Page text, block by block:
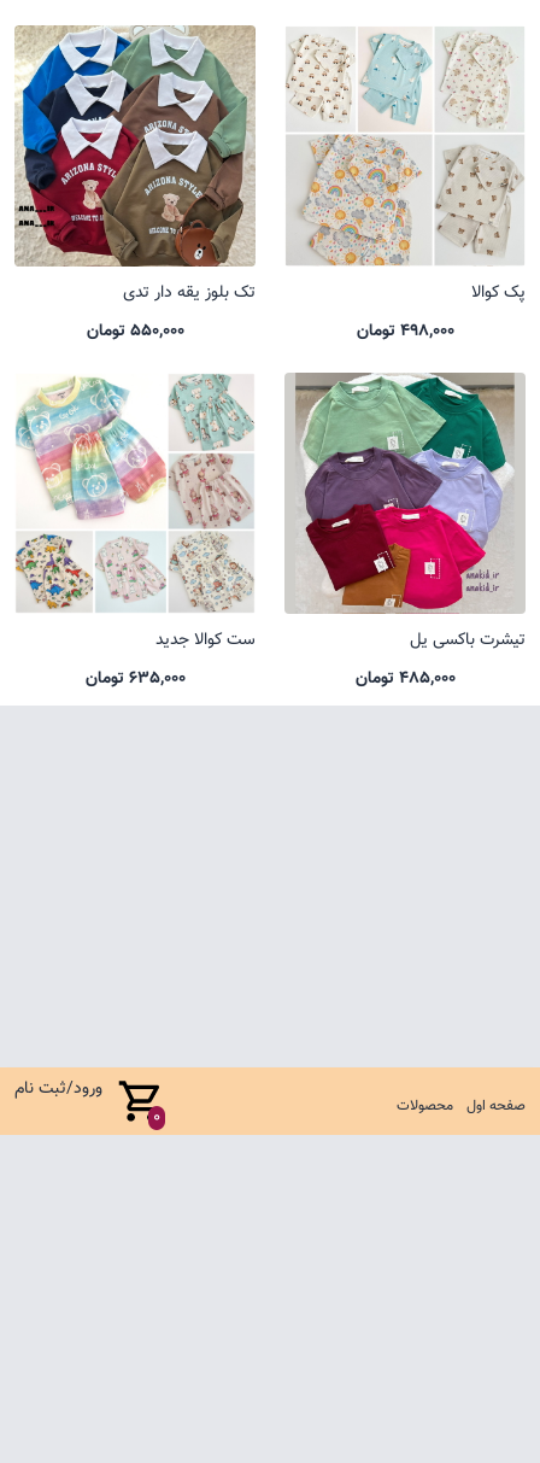
صفحه اول محصولات 0
ورود/ثبت نام
پک کوالا
498,000 تومان
تک بلوز یقه دار تدی
550,000 تومان
تیشرت باکسی یل
485,000 تومان
ست کوالا جدید
635,000 تومان